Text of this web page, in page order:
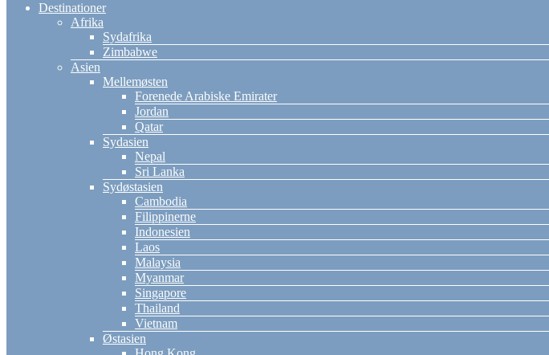
Destinationer
Afrika
Sydafrika
Zimbabwe
Asien
Mellemøsten
Forenede Arabiske Emirater
Jordan
Qatar
Sydasien
Nepal
Sri Lanka
Sydøstasien
Cambodia
Filippinerne
Indonesien
Laos
Malaysia
Myanmar
Singapore
Thailand
Vietnam
Østasien